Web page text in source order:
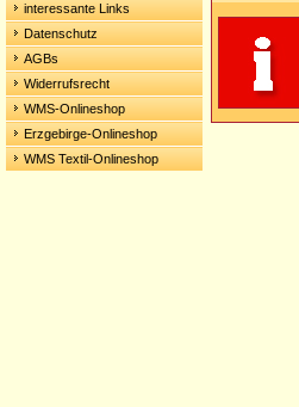
interessante Links
Datenschutz
AGBs
Widerrufsrecht
WMS-Onlineshop
Erzgebirge-Onlineshop
WMS Textil-Onlineshop